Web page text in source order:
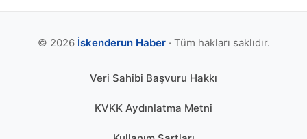
© 2026 İskenderun Haber· Tüm hakları saklıdır.
Veri Sahibi Başvuru Hakkı
KVKK Aydınlatma Metni